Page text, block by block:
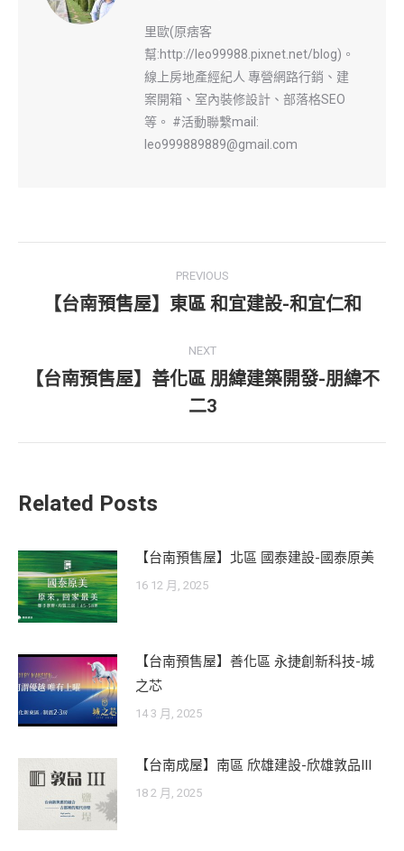
里歐(原痞客
幫:http://leo99988.pixnet.net/blog)。
線上房地產經紀人 專營網路行銷、建
案開箱、室內裝修設計、部落格SEO
等。 #活動聯繫mail:
leo999889889@gmail.com
navigation
PREVIOUS
Previous
【台南預售屋】東區 和宜建設-和宜仁和
NEXT
Next
post:
【台南預售屋】善化區 朋緯建築開發-朋緯不
二3
Related Posts
【台南預售屋】北區 國泰建設-國泰原美
16 12 月, 2025
【台南預售屋】善化區 永捷創新科技-城
之芯
14 3 月, 2025
【台南成屋】南區 欣雄建設-欣雄敦品III
18 2 月, 2025